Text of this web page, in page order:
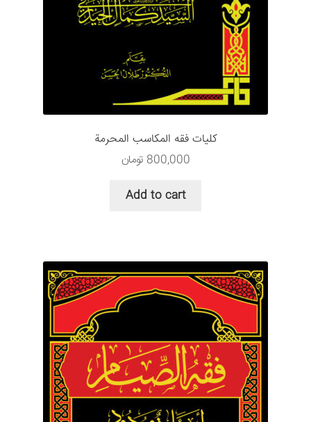
كليات فقه المكاسب المحرمة
800,000 تومان
Add to cart